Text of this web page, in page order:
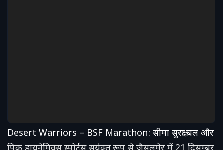
Desert Warriors – BSF Marathon: सीमा सुरक्षा बल और